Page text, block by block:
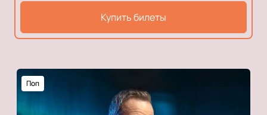
Купить билеты
Поп